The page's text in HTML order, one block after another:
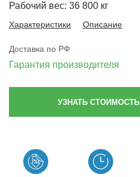
Рабочий вес: 36 800 кг
Характеристики Описание
Доставка по РФ
Гарантия производителя
УЗНАТЬ СТОИМОСТЬ